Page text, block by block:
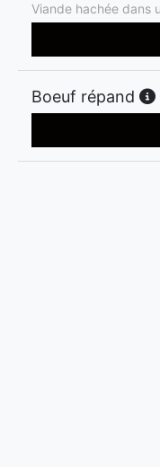
Viande hachée dans
Boeuf répand